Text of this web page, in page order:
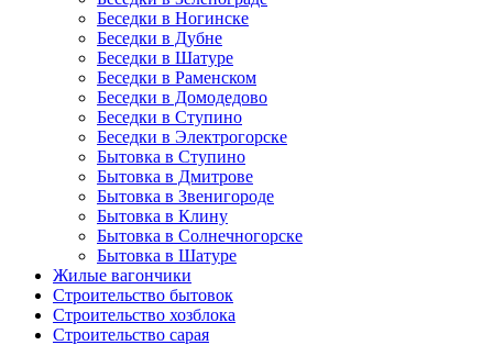
Беседки в Ногинске
Беседки в Дубне
Беседки в Шатуре
Беседки в Раменском
Беседки в Домодедово
Беседки в Ступино
Беседки в Электрогорске
Бытовка в Ступино
Бытовка в Дмитрове
Бытовка в Звенигороде
Бытовка в Клину
Бытовка в Солнечногорске
Бытовка в Шатуре
Жилые вагончики
Строительство бытовок
Строительство хозблока
Строительство сарая